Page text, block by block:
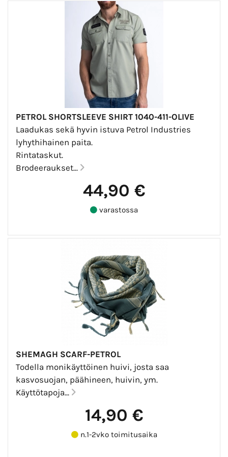
PETROL SHORTSLEEVE SHIRT 1040-411-OLIVE
Laadukas sekä hyvin istuva Petrol Industries
lyhythihainen paita.
Rintataskut.
Brodeeraukset...
44,90 €
varastossa
SHEMAGH SCARF-PETROL
Todella monikäyttöinen huivi, josta saa
kasvosuojan, päähineen, huivin, ym.
Käyttötapoja...
14,90 €
n.1-2vko toimitusaika